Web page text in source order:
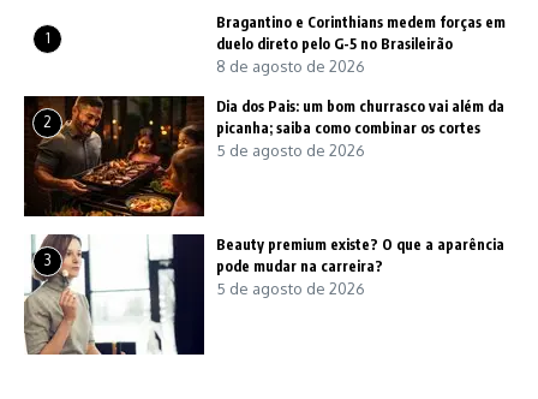
1
Bragantino e Corinthians medem forças em
duelo direto pelo G-5 no Brasileirão
8 de agosto de 2026
2
Dia dos Pais: um bom churrasco vai além da
picanha; saiba como combinar os cortes
5 de agosto de 2026
3
Beauty premium existe? O que a aparência
pode mudar na carreira?
5 de agosto de 2026